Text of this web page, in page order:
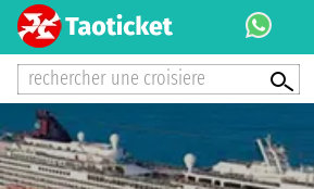
rechercher une croisiere